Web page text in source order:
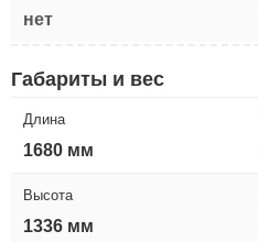
нет
Габариты и вес
Длина
1680 мм
Высота
1336 мм